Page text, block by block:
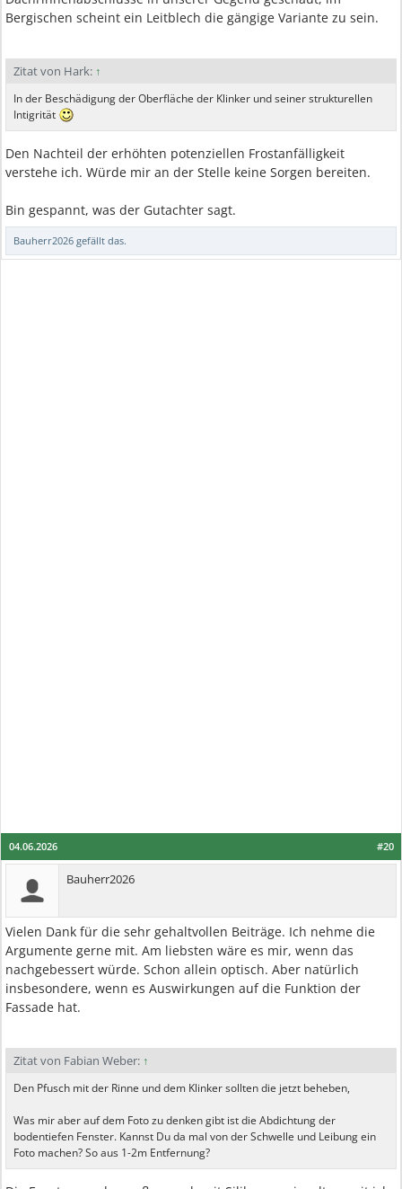
Bergischen scheint ein Leitblech die gängige Variante zu sein.
Zitat von Hark: ↑
In der Beschädigung der Oberfläche der Klinker und seiner strukturellen
Intigrität
Den Nachteil der erhöhten potenziellen Frostanfälligkeit
verstehe ich. Würde mir an der Stelle keine Sorgen bereiten.
Bin gespannt, was der Gutachter sagt.
Bauherr2026 gefällt das.
#20
04.06.2026
Bauherr2026
Vielen Dank für die sehr gehaltvollen Beiträge. Ich nehme die
Argumente gerne mit. Am liebsten wäre es mir, wenn das
nachgebessert würde. Schon allein optisch. Aber natürlich
insbesondere, wenn es Auswirkungen auf die Funktion der
Fassade hat.
Zitat von Fabian Weber: ↑
Den Pfusch mit der Rinne und dem Klinker sollten die jetzt beheben,
Was mir aber auf dem Foto zu denken gibt ist die Abdichtung der
bodentiefen Fenster. Kannst Du da mal von der Schwelle und Leibung ein
Foto machen? So aus 1-2m Entfernung?